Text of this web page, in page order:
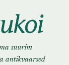
suurim
antikvaarsed